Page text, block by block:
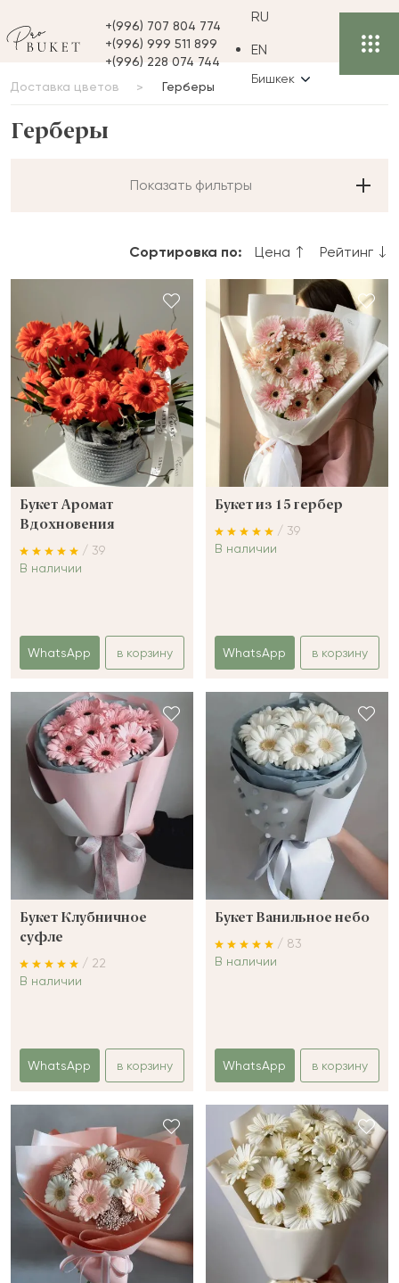
+(996) 707 804 774
+(996) 999 511 899
+(996) 228 074 744
RU
EN
Бишкек
Доставка цветов Герберы
Герберы
Показать фильтры
Сортировка по: Цена Рейтинг
Букет Аромат
Вдохновения
/ 39
В наличии
WhatsApp в корзину
Букет из 15 гербер
/ 39
В наличии
WhatsApp в корзину
Букет Клубничное
суфле
/ 22
В наличии
WhatsApp в корзину
Букет Ванильное небо
/ 83
В наличии
WhatsApp в корзину